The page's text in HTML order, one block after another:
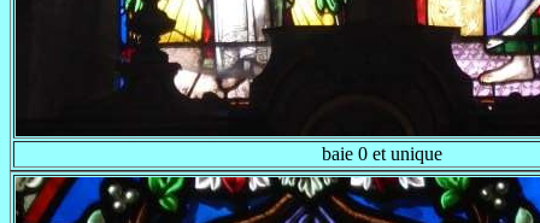
baie 0 et unique